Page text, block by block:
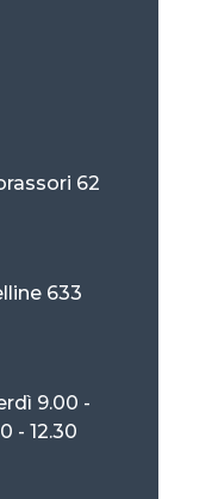
62
633
9.00 -
- 12.30